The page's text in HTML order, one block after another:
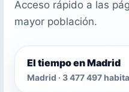
Acceso rápido a las
mayor población.
El tiempo en Madrid
Madrid · 3 477 497